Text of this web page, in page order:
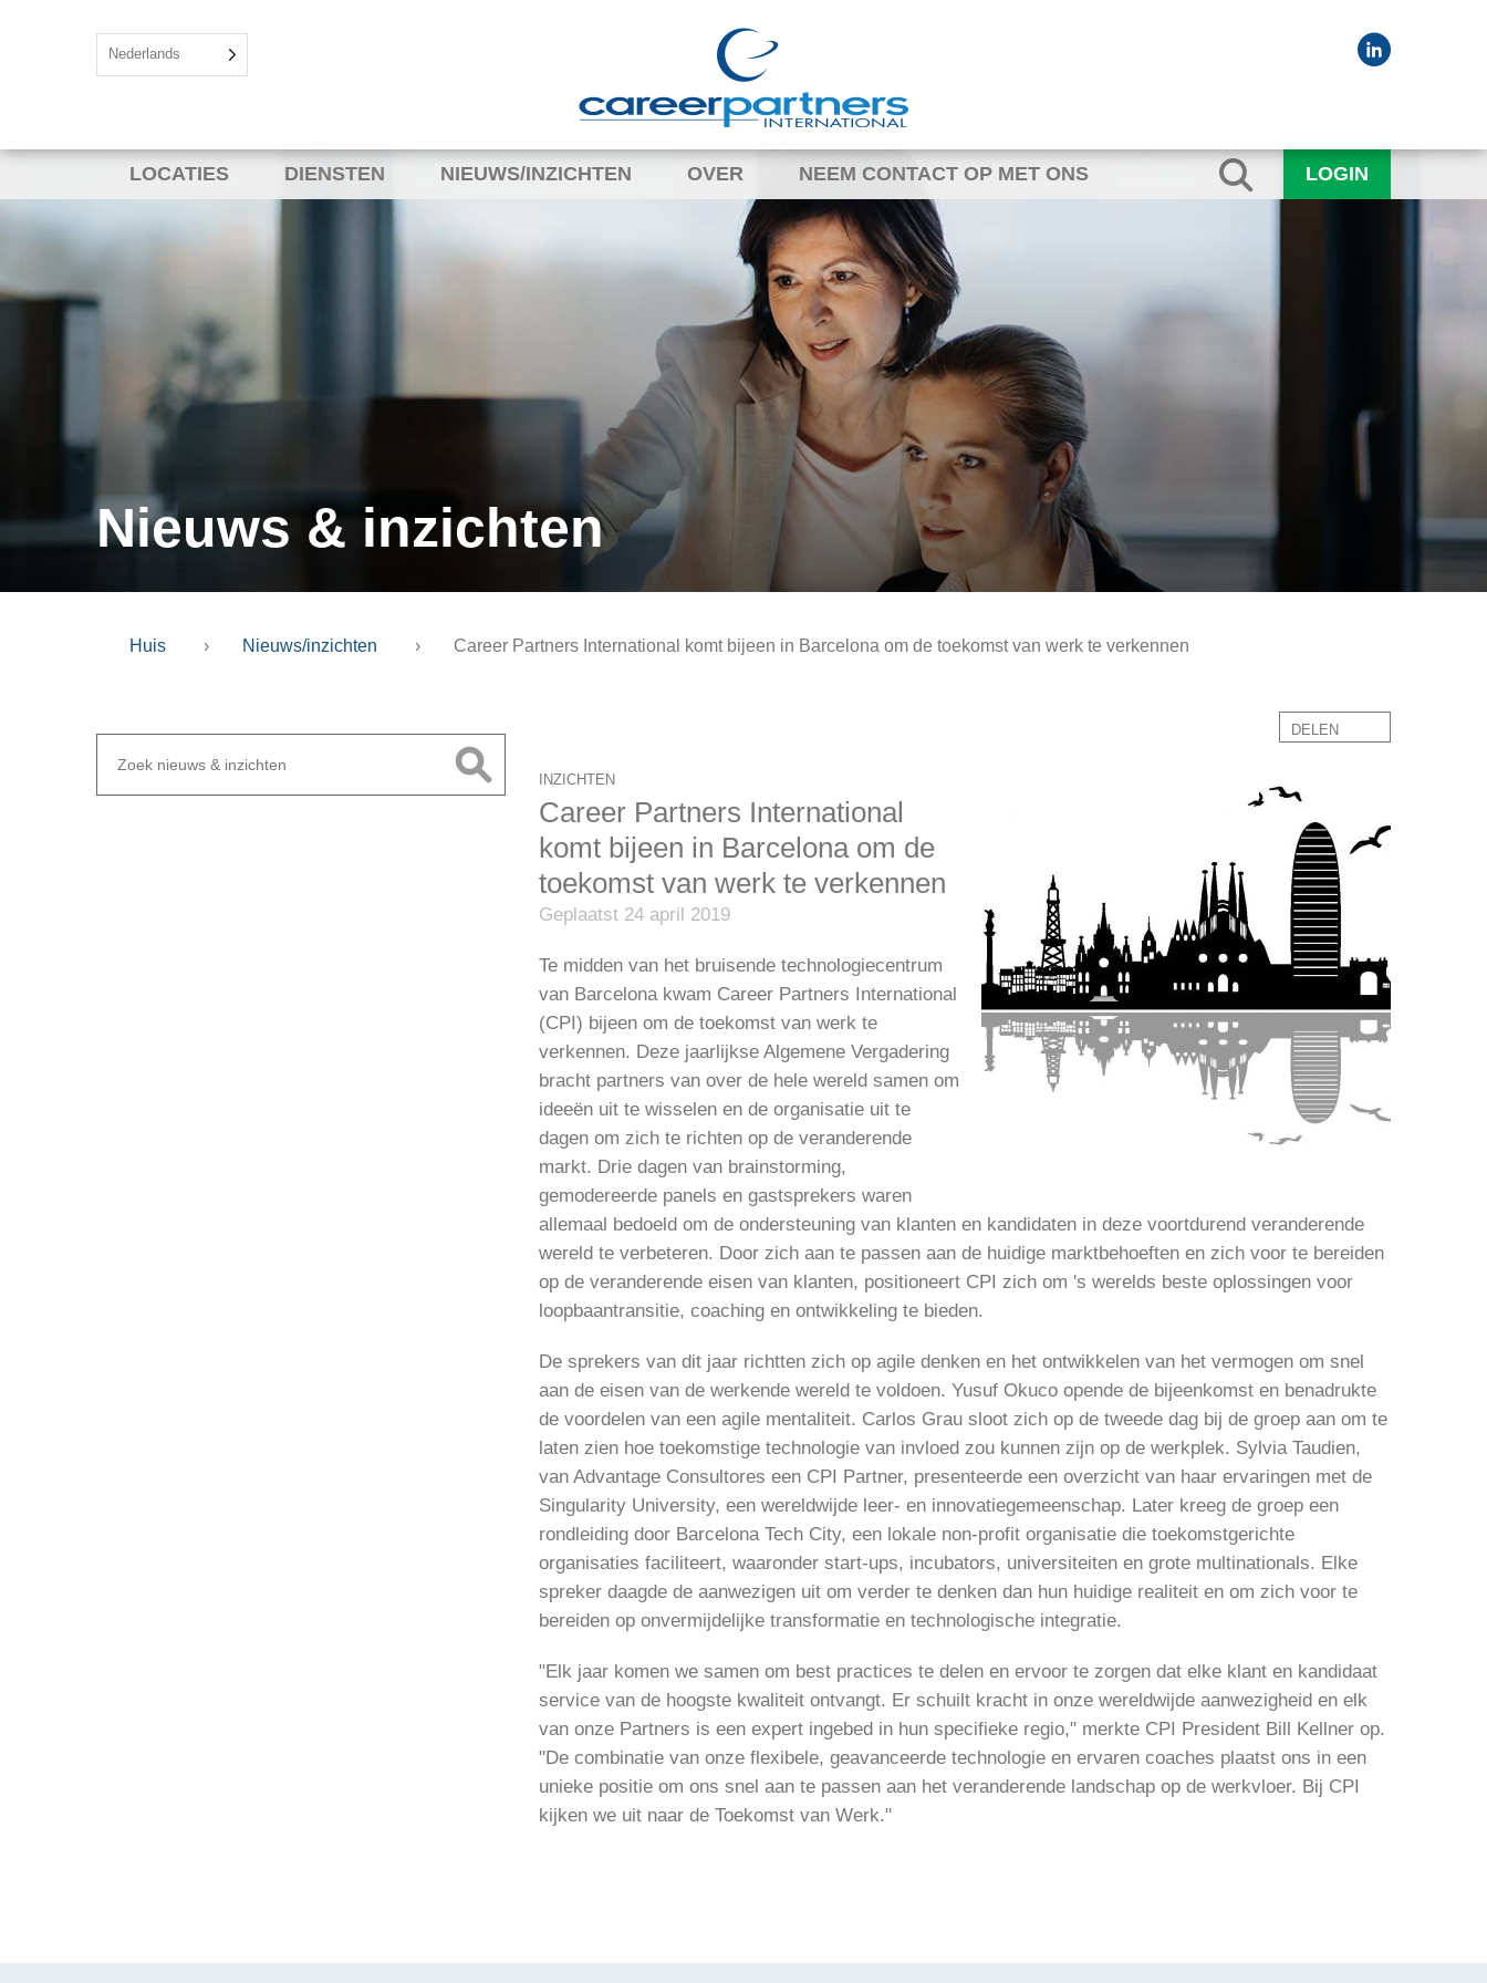
Nederlands
LOCATIES DIENSTEN NIEUWS/INZICHTEN OVER NEEM CONTACT OP MET ONS LOGIN
Nieuws & inzichten
Huis › Nieuws/inzichten › Career Partners International komt bijeen in Barcelona om de toekomst van werk te verkennen
DELEN
INZICHTEN
Career Partners International
komt bijeen in Barcelona om de
toekomst van werk te verkennen
Geplaatst 24 april 2019
Te midden van het bruisende technologiecentrum
van Barcelona kwam Career Partners International
(CPI) bijeen om de toekomst van werk te
verkennen. Deze jaarlijkse Algemene Vergadering
bracht partners van over de hele wereld samen om
ideeën uit te wisselen en de organisatie uit te
dagen om zich te richten op de veranderende
markt. Drie dagen van brainstorming,
gemodereerde panels en gastsprekers waren
allemaal bedoeld om de ondersteuning van klanten en kandidaten in deze voortdurend veranderende
wereld te verbeteren. Door zich aan te passen aan de huidige marktbehoeften en zich voor te bereiden
op de veranderende eisen van klanten, positioneert CPI zich om 's werelds beste oplossingen voor
loopbaantransitie, coaching en ontwikkeling te bieden.
De sprekers van dit jaar richtten zich op agile denken en het ontwikkelen van het vermogen om snel
aan de eisen van de werkende wereld te voldoen. Yusuf Okuco opende de bijeenkomst en benadrukte
de voordelen van een agile mentaliteit. Carlos Grau sloot zich op de tweede dag bij de groep aan om te
laten zien hoe toekomstige technologie van invloed zou kunnen zijn op de werkplek. Sylvia Taudien,
van Advantage Consultores een CPI Partner, presenteerde een overzicht van haar ervaringen met de
Singularity University, een wereldwijde leer- en innovatiegemeenschap. Later kreeg de groep een
rondleiding door Barcelona Tech City, een lokale non-profit organisatie die toekomstgerichte
organisaties faciliteert, waaronder start-ups, incubators, universiteiten en grote multinationals. Elke
spreker daagde de aanwezigen uit om verder te denken dan hun huidige realiteit en om zich voor te
bereiden op onvermijdelijke transformatie en technologische integratie.
"Elk jaar komen we samen om best practices te delen en ervoor te zorgen dat elke klant en kandidaat
service van de hoogste kwaliteit ontvangt. Er schuilt kracht in onze wereldwijde aanwezigheid en elk
van onze Partners is een expert ingebed in hun specifieke regio," merkte CPI President Bill Kellner op.
"De combinatie van onze flexibele, geavanceerde technologie en ervaren coaches plaatst ons in een
unieke positie om ons snel aan te passen aan het veranderende landschap op de werkvloer. Bij CPI
kijken we uit naar de Toekomst van Werk."